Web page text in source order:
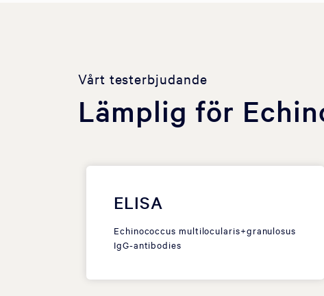
Vårt testerbjudande
Lämplig för
ELISA
Echinococcus multilocularis+granulosus
IgG-antibodies